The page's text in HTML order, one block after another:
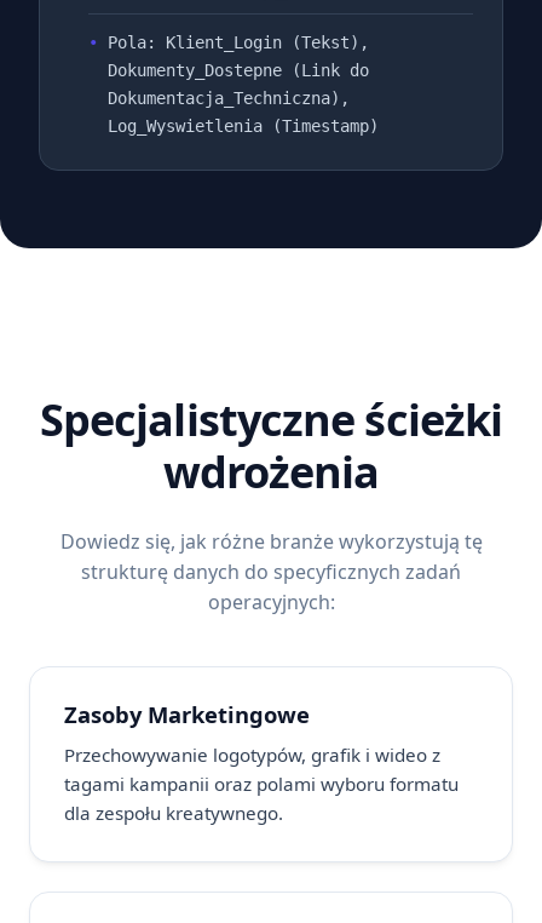
Pola: Klient_Login (Tekst),
Dokumenty_Dostepne (Link do
Dokumentacja_Techniczna),
Log_Wyswietlenia (Timestamp)
Specjalistyczne ścieżki
wdrożenia
Dowiedz się, jak różne branże wykorzystują tę
strukturę danych do specyficznych zadań
operacyjnych:
Zasoby Marketingowe
Przechowywanie logotypów, grafik i wideo z
tagami kampanii oraz polami wyboru formatu
dla zespołu kreatywnego.